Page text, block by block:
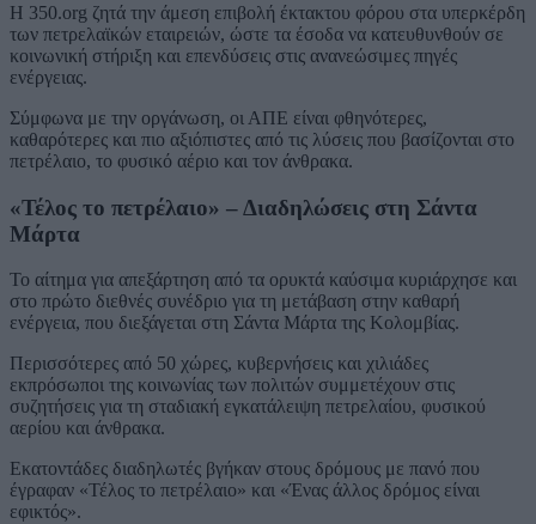
Η 350.org ζητά την άμεση επιβολή έκτακτου φόρου στα υπερκέρδη
των πετρελαϊκών εταιρειών, ώστε τα έσοδα να κατευθυνθούν σε
κοινωνική στήριξη και επενδύσεις στις ανανεώσιμες πηγές
ενέργειας.
Σύμφωνα με την οργάνωση, οι ΑΠΕ είναι φθηνότερες,
καθαρότερες και πιο αξιόπιστες από τις λύσεις που βασίζονται στο
πετρέλαιο, το φυσικό αέριο και τον άνθρακα.
«Τέλος το πετρέλαιο» – Διαδηλώσεις στη Σάντα
Μάρτα
Το αίτημα για απεξάρτηση από τα ορυκτά καύσιμα κυριάρχησε και
στο πρώτο διεθνές συνέδριο για τη μετάβαση στην καθαρή
ενέργεια, που διεξάγεται στη Σάντα Μάρτα της Κολομβίας.
Περισσότερες από 50 χώρες, κυβερνήσεις και χιλιάδες
εκπρόσωποι της κοινωνίας των πολιτών συμμετέχουν στις
συζητήσεις για τη σταδιακή εγκατάλειψη πετρελαίου, φυσικού
αερίου και άνθρακα.
Εκατοντάδες διαδηλωτές βγήκαν στους δρόμους με πανό που
έγραφαν «Τέλος το πετρέλαιο» και «Ένας άλλος δρόμος είναι
εφικτός».